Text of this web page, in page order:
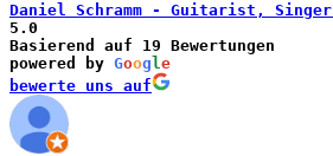
Daniel Schramm - Guitarist,
5.0
Basierend auf 19 Bewertungen
powered by Goog le
bewerte uns auf